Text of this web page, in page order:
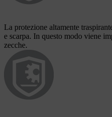
La protezione altamente
e scarpa. In questo modo viene
zecche.